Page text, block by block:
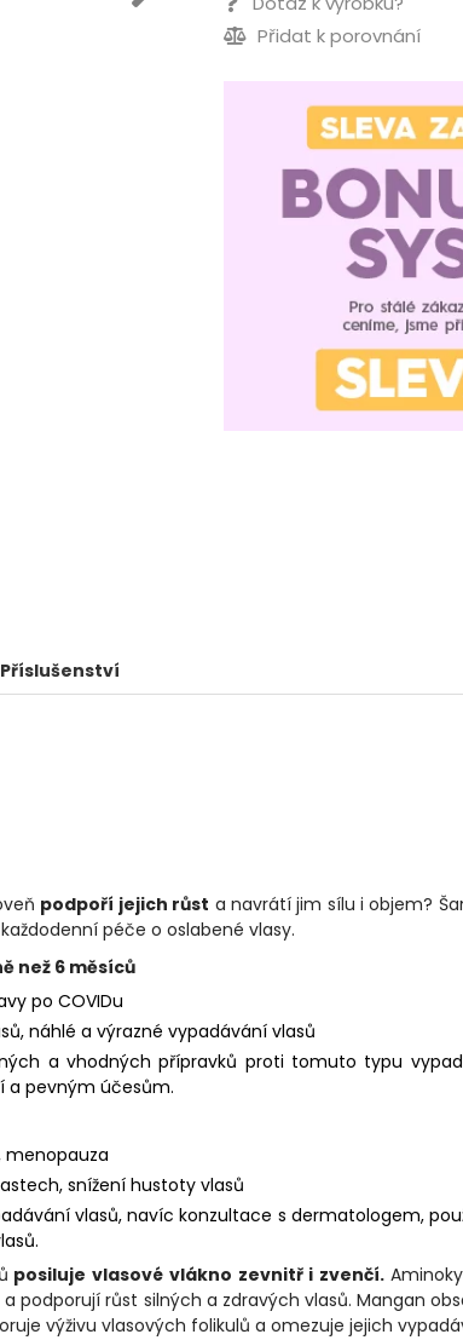
Přidat k porovnání
Příslušenství
podpoří jejich růst a navrátí jim sílu i objem?
péče o oslabené vlasy.
než 6 měsíců
po COVIDu
náhlé a výrazné vypadávání vlasů
a vhodných přípravků proti tomuto typu
a pevným účesům.
snížení hustoty vlasů
vlasů, navíc konzultace s dermatologem,
posiluje vlasové vlákno zevnitř i zvenčí.
růst silných a zdravých vlasů. Mangan
výživu vlasových folikulů a omezuje jejich